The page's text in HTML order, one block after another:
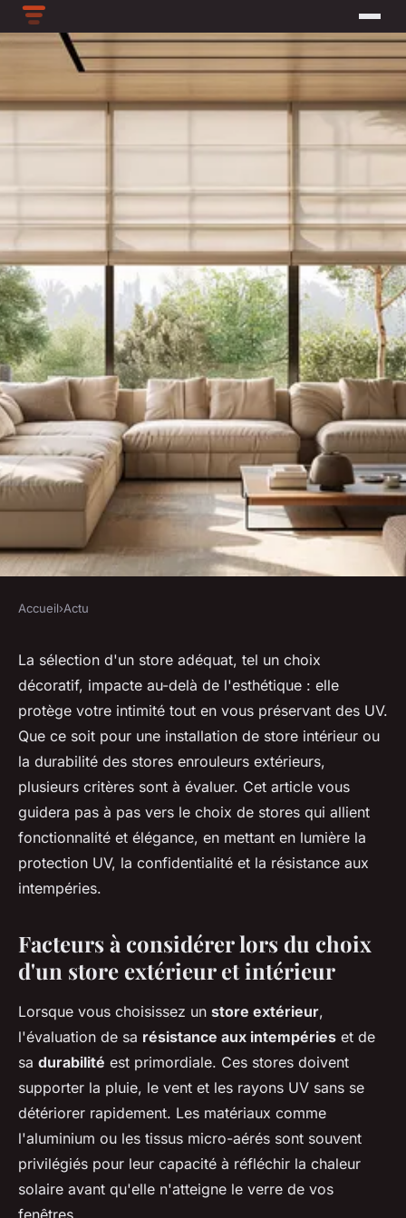
Choisir votre store extérieur et
intérieur
michelle •30 mai 2024• 2 min de lecture
Accueil›Actu
La sélection d'un store adéquat, tel un choix
décoratif, impacte au-delà de l'esthétique : elle
protège votre intimité tout en vous préservant des UV.
Que ce soit pour une installation de store intérieur ou
la durabilité des stores enrouleurs extérieurs,
plusieurs critères sont à évaluer. Cet article vous
guidera pas à pas vers le choix de stores qui allient
fonctionnalité et élégance, en mettant en lumière la
protection UV, la confidentialité et la résistance aux
intempéries.
Facteurs à considérer lors du choix
d'un store extérieur et intérieur
Lorsque vous choisissez un store extérieur,
l'évaluation de sa résistance aux intempéries et de
sa durabilité est primordiale. Ces stores doivent
supporter la pluie, le vent et les rayons UV sans se
détériorer rapidement. Les matériaux comme
l'aluminium ou les tissus micro-aérés sont souvent
privilégiés pour leur capacité à réfléchir la chaleur
solaire avant qu'elle n'atteigne le verre de vos